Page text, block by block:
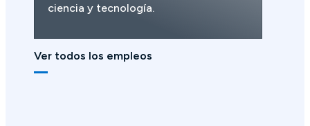
ciencia y tecnología.
Ver todos los empleos